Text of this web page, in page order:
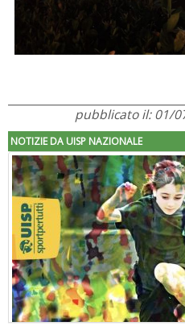
pubblicato il: 01/
NOTIZIE DA UISP NAZIONALE